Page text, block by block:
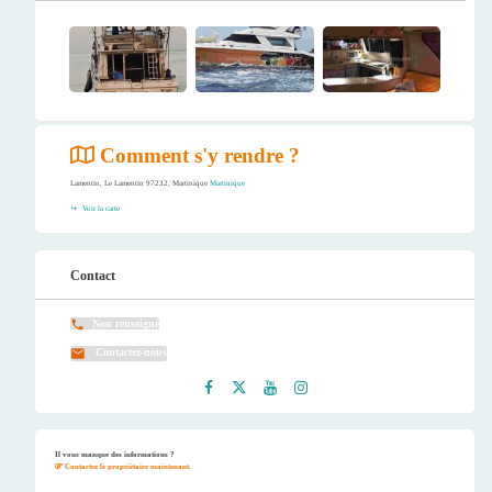
Comment s'y rendre ?
Lamentin, Le Lamentin 97232, Martinique Martinique
Voir la carte
Contact
Non renseigné
Contactez-nous
Il vous manque des informations ?
Contactez le propriétaire maintenant.